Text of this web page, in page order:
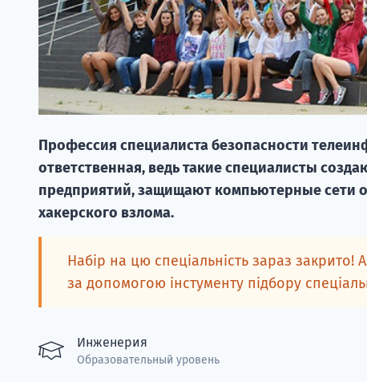
Профессия специалиста безопасности
ответственная, ведь такие специалисты
предприятий, защищают компьютерные сети
хакерского взлома.
Набір на цю спеціальність зараз закрито!
за допомогою інстументу підбору
Инженерия
Образовательный уровень